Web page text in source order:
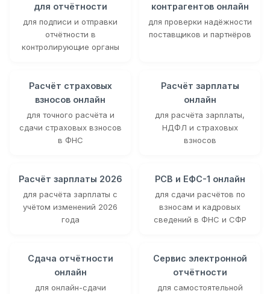
для отчётности
для подписи и отправки
отчётности в
контролирующие органы
контрагентов онлайн
для проверки надёжности
поставщиков и партнёров
Расчёт страховых
взносов онлайн
для точного расчёта и
сдачи страховых взносов
в ФНС
Расчёт зарплаты
онлайн
для расчёта зарплаты,
НДФЛ и страховых
взносов
Расчёт зарплаты 2026
для расчёта зарплаты с
учётом изменений 2026
года
РСВ и ЕФС-1 онлайн
для сдачи расчётов по
взносам и кадровых
сведений в ФНС и СФР
Сдача отчётности
онлайн
для онлайн-сдачи
Сервис электронной
отчётности
для самостоятельной